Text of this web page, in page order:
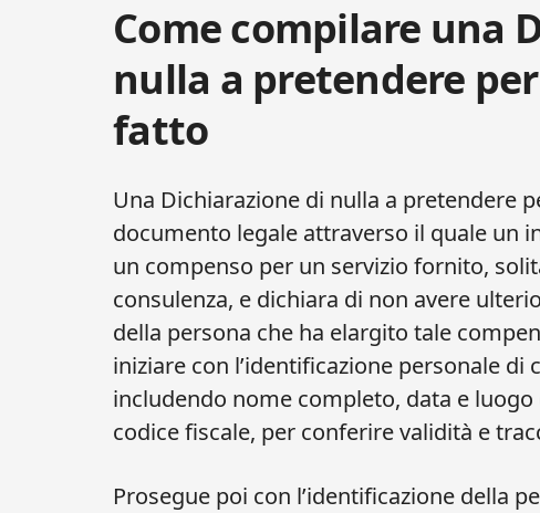
Come compilare una
nulla a pretendere
fatto
Una Dichiarazione di nulla a pretendere
documento legale attraverso il quale un
un compenso per un servizio fornito,
consulenza, e dichiara di non avere
della persona che ha elargito tale
iniziare con l’identificazione personale di
includendo nome completo, data e
codice fiscale, per conferire validità e
Prosegue poi con l’identificazione della